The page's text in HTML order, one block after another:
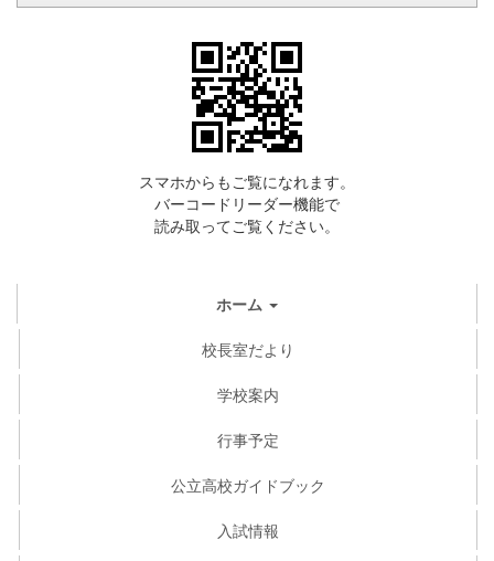
スマホからもご覧になれます。
バーコードリーダー機能で
読み取ってご覧ください。
ホーム
校長室だより
学校案内
行事予定
公立高校ガイドブック
入試情報